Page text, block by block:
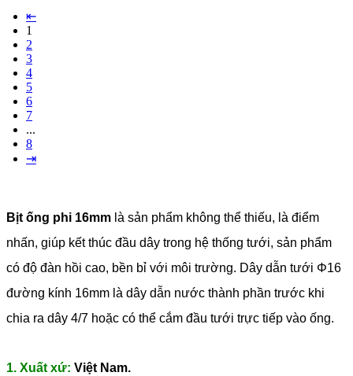
⇤
1
2
3
4
5
6
7
...
8
⇥
Bịt ống phi 16mm là sản phẩm không thể thiếu, là điểm
nhấn, giúp kết thúc đầu dây trong hệ thống tưới, sản phẩm
có độ đàn hồi cao, bền bỉ với môi trường. Dây dẫn tưới Φ16
đường kính 16mm là dây dẫn nước thành phần trước khi
chia ra dây 4/7 hoặc có thể cắm đầu tưới trực tiếp vào ống.
1. Xuất xứ: Việt Nam.